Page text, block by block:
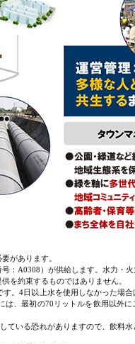
があります。
：A0308）が供給します。水力・
を約束するものではありません。
。4日以上水を使用しなかった場
、最初の70リットルを飲用以外に
ている恐れがありますので、飲料